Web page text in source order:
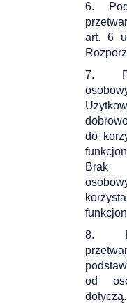
6.
art. 6
7.
do
Brak
8.
od
dotyczą.